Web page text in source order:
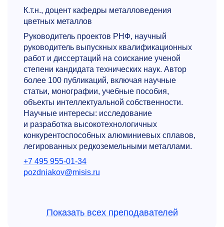
К.т.н., доцент кафедры металловедения
цветных металлов
Руководитель проектов РНФ, научный
руководитель выпускных квалификационных
работ и диссертаций на соискание ученой
степени кандидата технических наук. Автор
более 100 публикаций, включая научные
статьи, монографии, учебные пособия,
объекты интеллектуальной собственности.
Научные интересы: исследование
и разработка высокотехнологичных
конкурентоспособных алюминиевых сплавов,
легированных редкоземельными металлами.
+7 495 955-01-34
pozdniakov@misis.ru
Показать всех преподавателей